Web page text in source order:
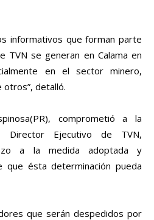
informativos que forman parte
TVN se generan en Calama en
en el sector minero,
detalló.
comprometió a la
Ejecutivo de TVN,
a la medida adoptada y
que ésta determinación pueda
que serán despedidos por